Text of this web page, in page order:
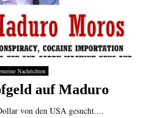
Nachrichten
auf Maduro
von den USA gesucht....